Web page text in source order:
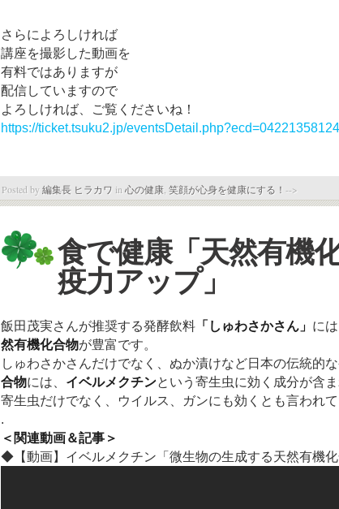
さらによろしければ
講座を撮影した動画を
有料ではありますが
配信していますので
よろしければ、ご覧くださいね！
https://ticket.tsuku2.jp/
Posted by編集長 ヒラカワ in 心の健康 笑顔が心身を健康にする！ -->
食で健康「天然有機
疫力アップ」
飯田茂実さんが推奨する発酵飲料 「しゅわさかさん」 に
然有機化合物が豊富です。
しゅわさかさんだけでなく、ぬか漬けなど日本の伝統的
合物には、 イベルメクチンという寄生虫に効く成分が含ま
寄生虫だけでなく、ウイルス、ガンにも効くとも言われて
.
＜関連動画＆記事＞
◆【動画】イベルメクチン「微生物の生成する天然有機化